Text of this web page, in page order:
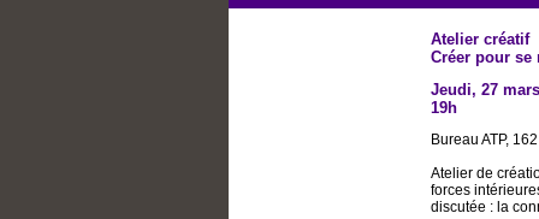
Atelier créatif
Créer pour se
Jeudi, 27 mars
19h
Bureau ATP,
Atelier de
forces
discutée : la